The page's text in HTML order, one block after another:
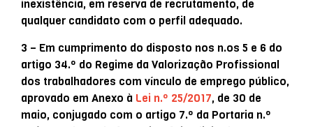
inexistência, em reserva de recrutamento, de
qualquer candidato com o perfil adequado.
3 – Em cumprimento do disposto nos n.os 5 e 6 do
artigo 34.º do Regime da Valorização Profissional
dos trabalhadores com vínculo de emprego público,
aprovado em Anexo à Lei n.º 25/2017, de 30 de
maio, conjugado com o artigo 7.º da Portaria n.º